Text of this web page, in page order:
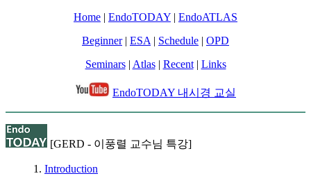
Home | EndoTODAY | EndoATLAS
Beginner| ESA | Schedule | OPD
Seminars| Atlas| Recent| Links
EndoTODAY 내시경 교실
[GERD - 이풍렬 교수님 특강]
1. Introduction